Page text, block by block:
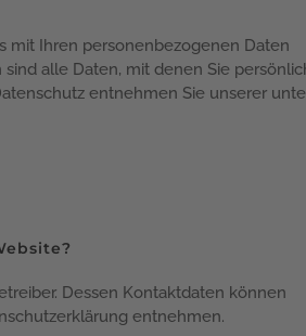
mit Ihren personenbezogenen Daten
alle Daten, mit denen Sie
entnehmen Sie unserer
Dessen Kontaktdaten können
entnehmen.